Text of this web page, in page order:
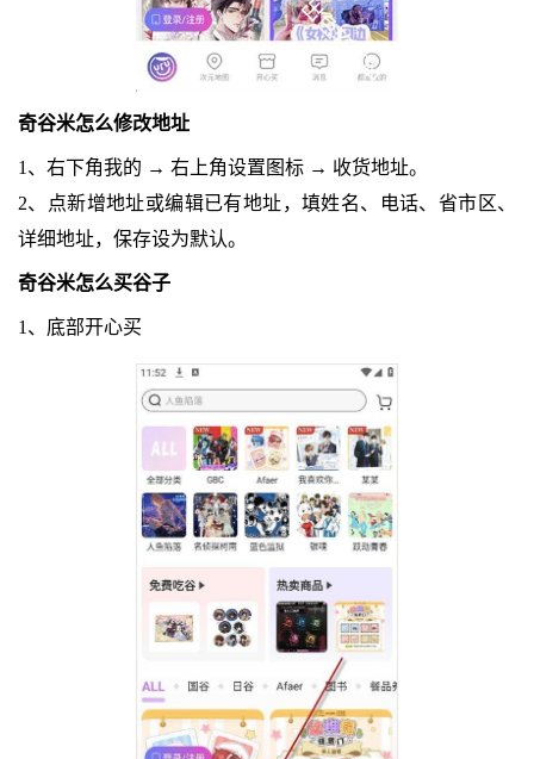
奇谷米怎么修改地址
1、右下角我的 → 右上角设置图标 → 收货地址。
2、点新增地址或编辑已有地址，填姓名、电话、省市区、
详细地址，保存设为默认。
奇谷米怎么买谷子
1、底部开心买